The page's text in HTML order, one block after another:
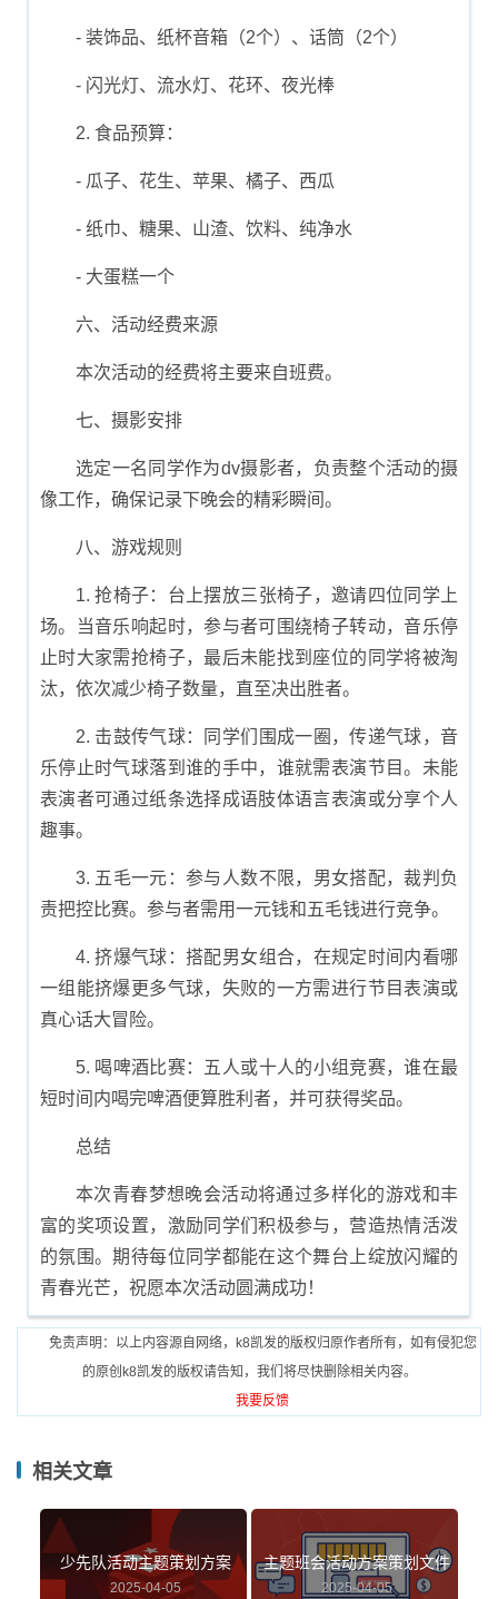
- 装饰品、纸杯音箱（2个）、话筒（2个）
- 闪光灯、流水灯、花环、夜光棒
2. 食品预算：
- 瓜子、花生、苹果、橘子、西瓜
- 纸巾、糖果、山渣、饮料、纯净水
- 大蛋糕一个
六、活动经费来源
本次活动的经费将主要来自班费。
七、摄影安排
选定一名同学作为dv摄影者，负责整个活动的摄
像工作，确保记录下晚会的精彩瞬间。
八、游戏规则
1. 抢椅子：台上摆放三张椅子，邀请四位同学上
场。当音乐响起时，参与者可围绕椅子转动，音乐停
止时大家需抢椅子，最后未能找到座位的同学将被淘
汰，依次减少椅子数量，直至决出胜者。
2. 击鼓传气球：同学们围成一圈，传递气球，音
乐停止时气球落到谁的手中，谁就需表演节目。未能
表演者可通过纸条选择成语肢体语言表演或分享个人
趣事。
3. 五毛一元：参与人数不限，男女搭配，裁判负
责把控比赛。参与者需用一元钱和五毛钱进行竞争。
4. 挤爆气球：搭配男女组合，在规定时间内看哪
一组能挤爆更多气球，失败的一方需进行节目表演或
真心话大冒险。
5. 喝啤酒比赛：五人或十人的小组竞赛，谁在最
短时间内喝完啤酒便算胜利者，并可获得奖品。
总结
本次青春梦想晚会活动将通过多样化的游戏和丰
富的奖项设置，激励同学们积极参与，营造热情活泼
的氛围。期待每位同学都能在这个舞台上绽放闪耀的
青春光芒，祝愿本次活动圆满成功！
免责声明：以上内容源自网络，k8凯发的版权归原作者所有，如有侵犯您
的原创k8凯发的版权请告知，我们将尽快删除相关内容。
我要反馈
相关文章
少先队活动主题策划方案
2025-04-05
主题班会活动方案策划文件
2025-04-05